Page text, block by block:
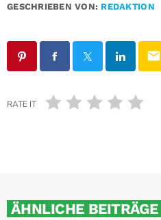
GESCHRIEBEN VON: REDAKTION
email
RATE IT
ÄHNLICHE BEITRÄGE